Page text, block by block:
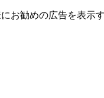
お勧めの広告を表⽰